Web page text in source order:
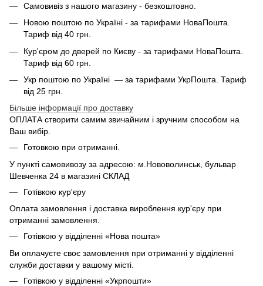
Самовивіз з нашого магазину - безкоштовно.
Новою поштою по Україні - за тарифами НоваПошта.
Тариф від 40 грн.
Кур'єром до дверей по Києву - за тарифами НоваПошта.
Тариф від 60 грн.
Укр поштою по Україні — за тарифами УкрПошта. Тариф
від 25 грн.
Більше інформації про доставку
ОПЛАТА створити самим звичайним і зручним способом на
Ваш вибір.
Готовкою при отриманні.
У пункті самовивозу за адресою: м.Нововолинськ, бульвар
Шевченка 24 в магазині СКЛАД
Готівкою кур'єру
Оплата замовлення і доставка вироблення кур'єру при
отриманні замовлення.
Готівкою у відділенні «Нова пошта»
Ви оплачуєте своє замовлення при отриманні у відділенні
служби доставки у вашому місті.
Готівкою у відділенні «Укрпошти»